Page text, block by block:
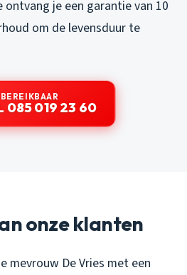
je een garantie van 10
om de levensduur te
085 019 23 60
onze klanten
mevrouw De Vries met een